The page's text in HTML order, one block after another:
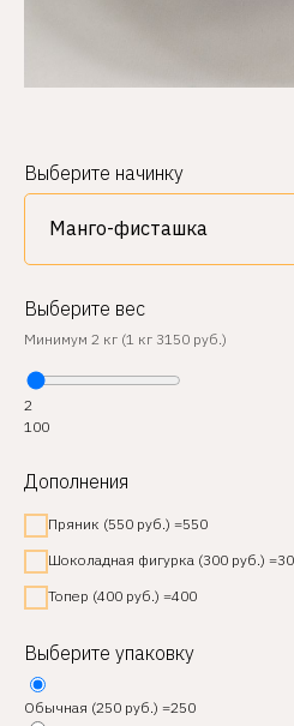
Выберите начинку
Выберите вес
Минимум 2 кг (1 кг 3150 руб.)
2
100
Дополнения
Пряник (550 руб.) =550
Шоколадная фигурка (300 руб.)
Топер (400 руб.) =400
Выберите упаковку
Обычная (250 руб.) =250